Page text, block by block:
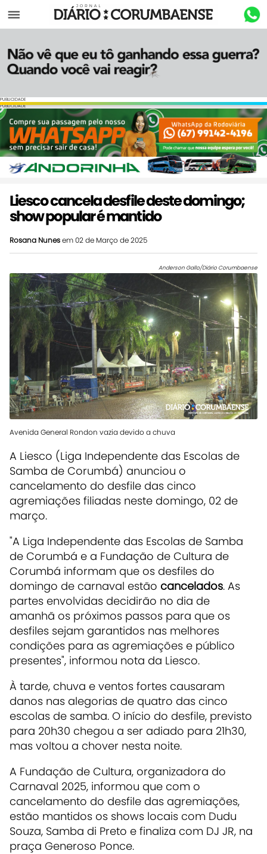
Menu
PUBLICIDADE
PUBLICIDADE
Liesco cancela desfile deste domingo;
show popular é mantido
Rosana Nunesem 02 de Março de 2025
Anderson Gallo/Diário Corumbaense
Avenida General Rondon vazia devido a chuva
A Liesco (Liga Independente das Escolas de
Samba de Corumbá) anunciou o
cancelamento do desfile das cinco
agremiações filiadas neste domingo, 02 de
março.
"A Liga Independente das Escolas de Samba
de Corumbá e a Fundação de Cultura de
Corumbá informam que os desfiles do
domingo de carnaval estão cancelados. As
partes envolvidas decidirão no dia de
amanhã os próximos passos para que os
desfiles sejam garantidos nas melhores
condições para as agremiações e público
presentes", informou nota da Liesco.
À tarde, chuva e ventos fortes causaram
danos nas alegorias de quatro das cinco
escolas de samba. O início do desfile, previsto
para 20h30 chegou a ser adiado para 21h30,
mas voltou a chover nesta noite.
A Fundação de Cultura, organizadora do
Carnaval 2025, informou que com o
cancelamento do desfile das agremiações,
estão mantidos os shows locais com Dudu
Souza, Samba di Preto e finaliza com DJ JR, na
praça Generoso Ponce.